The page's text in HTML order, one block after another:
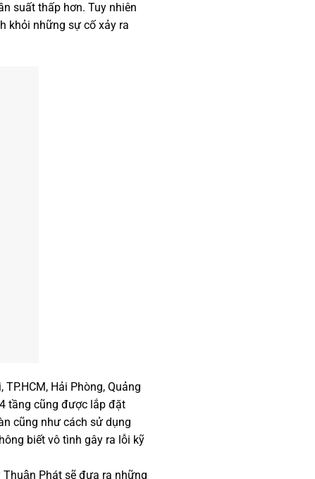
suất thấp hơn. Tuy nhiên
khỏi những sự cố xảy ra
Hải Phòng, Quảng
tầng cũng được lắp đặt
cũng như cách sử dụng
biết vô tình gây ra lỗi kỹ
Phát sẽ đưa ra những